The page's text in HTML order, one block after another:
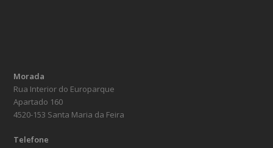
Morada
Rua Interior do Europarque
Apartado 160
4520-153 Santa Maria da Feira
Telefone